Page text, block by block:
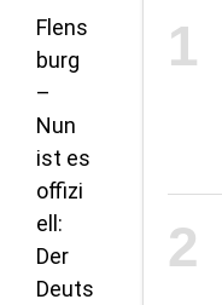
Flens
burg
–
Nun
ist es
offizi
ell:
Der
Deuts